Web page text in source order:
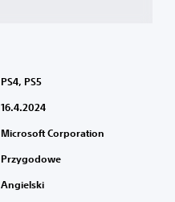
PS4, PS5
16.4.2024
Microsoft Corporation
Przygodowe
Angielski